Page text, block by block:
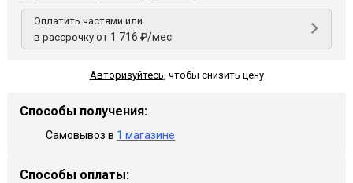
Оплатить частями или
в рассрочку от 1 716 ₽/мес
Авторизуйтесь чтобы снизить цену
Способы получения:
Самовывоз в 1 магазине
Способы оплаты: